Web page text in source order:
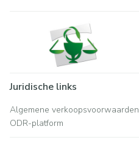
Juridische links
Algemene verkoopsvoorwaarden
ODR-platform